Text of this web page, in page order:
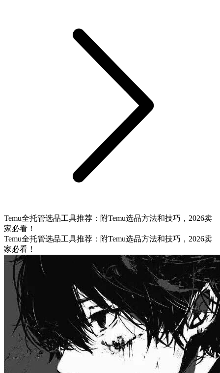
Temu全托管选品工具推荐：附Temu选品方法和技巧，2026卖
家必看！
Temu全托管选品工具推荐：附Temu选品方法和技巧，2026卖
家必看！